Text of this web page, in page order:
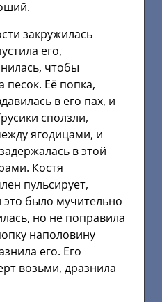
закружилась
его,
чтобы
песок. Её попка,
в его пах, и
сползли,
ягодицами, и
в этой
Костя
пульсирует,
это было мучительно
но не поправила
наполовину
его. Его
возьми, дразнила